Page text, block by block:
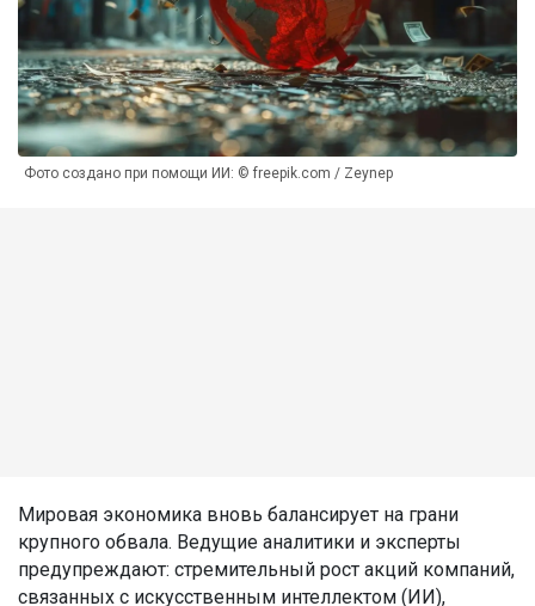
Фото создано при помощи ИИ: © freepik.com / Zeynep
Мировая экономика вновь балансирует на грани
крупного обвала. Ведущие аналитики и эксперты
предупреждают: стремительный рост акций компаний,
связанных с искусственным интеллектом (ИИ),